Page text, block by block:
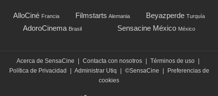
AlloCiné Francia Filmstarts Alemania Beyazperde Turquía
AdoroCinema Brasil Sensacine México México
Acerca de SensaCine | Contacta con nosotros | Términos de uso |
Política de Privacidad
| Administrar Utiq | ©SensaCine |
Preferencias de
cookies